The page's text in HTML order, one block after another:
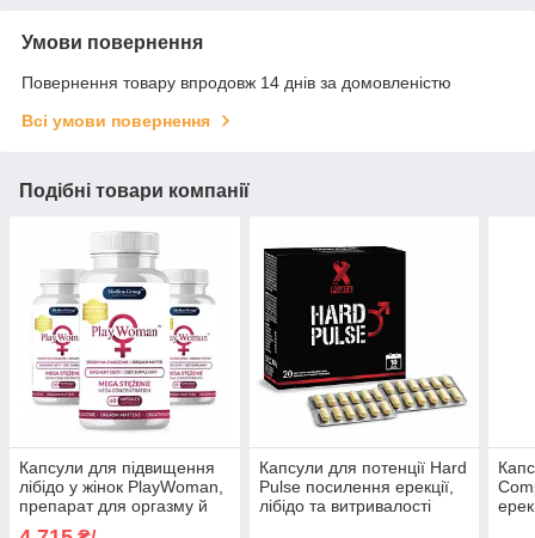
Умови повернення
Повернення товару впродовж 14 днів за домовленістю
Всі умови повернення
Подібні товари компанії
Капсули для підвищення
лібідо у жінок PlayWoman,
препарат для оргазму й
Капсули для потенції Hard
Pulse посилення ерекції,
лібідо та витривалості